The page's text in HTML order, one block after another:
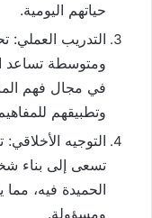
حياتهم اليومية.
التدريب العملي:
ومتوسطة تساعد
في مجال فهم
وتطبيقهم
التوجيه
تسعى إلى بناء
الحميدة فيه،
ومسؤولة.